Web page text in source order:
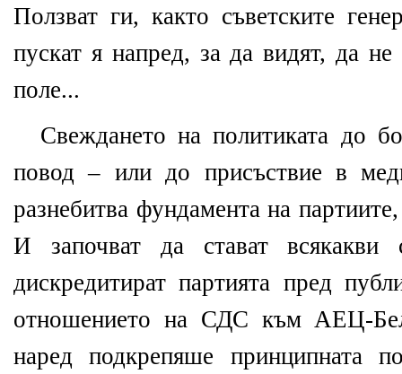
Ползват ги, както съветските
пускат я напред, за да видят, да
поле...
Свеждането на политиката до
повод – или до присъствие в
разнебитва фундамента на
И започват да стават всякакви
дискредитират партията пред
отношението на СДС към АЕЦ-
наред подкрепяше принципната